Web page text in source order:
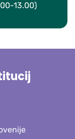
13.00)